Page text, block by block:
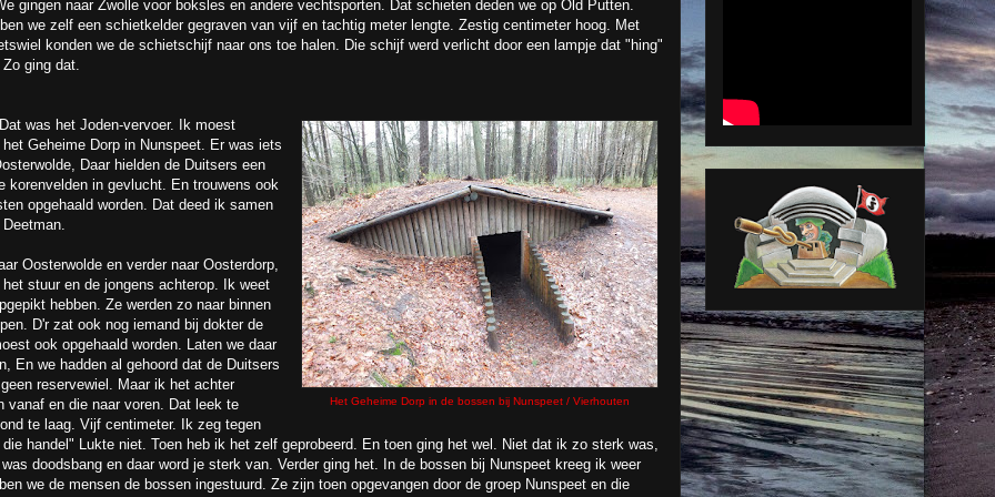
gingen naar Zwolle voor boksles en andere vechtsporten. Dat schieten deden we op Old Putten.
we zelf een schietkelder gegraven van vijf en tachtig meter lengte. Zestig centimeter hoog. Met
konden we de schietschijf naar ons toe halen. Die schijf werd verlicht door een lampje dat "hing"
ging dat.
Het Geheime Dorp in de bossen bij Nunspeet / Vierhouten
was het Joden-vervoer. Ik moest
Geheime Dorp in Nunspeet. Er was iets
Daar hielden de Duitsers een
korenvelden in gevlucht. En trouwens ook
opgehaald worden. Dat deed ik samen
Oosterwolde en verder naar Oosterdorp,
stuur en de jongens achterop. Ik weet
hebben. Ze werden zo naar binnen
D'r zat ook nog iemand bij dokter de
ook opgehaald worden. Laten we daar
En we hadden al gehoord dat de Duitsers
reservewiel. Maar ik het achter
vanaf en die naar voren. Dat leek te
te laag. Vijf centimeter. Ik zeg tegen
handel" Lukte niet. Toen heb ik het zelf geprobeerd. En toen ging het wel. Niet dat ik zo sterk was,
doodsbang en daar word je sterk van. Verder ging het. In de bossen bij Nunspeet kreeg ik weer
we de mensen de bossen ingestuurd. Ze zijn toen opgevangen door de groep Nunspeet en die